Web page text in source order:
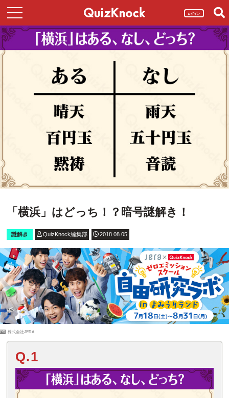
ログイン
「横浜」はどっち！？暗号謎解き！
謎解き QuizKnock編集部 2018.08.05
PR 株式会社JERA
Q.1